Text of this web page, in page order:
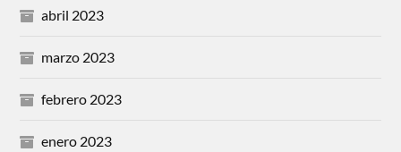
abril 2023
marzo 2023
febrero 2023
enero 2023